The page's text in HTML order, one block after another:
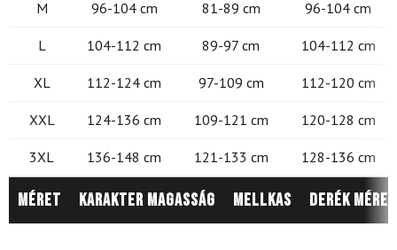
M 96-104 cm 81-89 cm 96-104 cm
L 104-112 cm 89-97 cm 104-112 cm
XL 112-124 cm 97-109 cm 112-120 cm
XXL 124-136 cm 109-121 cm 120-128 cm
3XL 136-148 cm 121-133 cm 128-136 cm
Méret Karakter magasság Mellkas Derék méret